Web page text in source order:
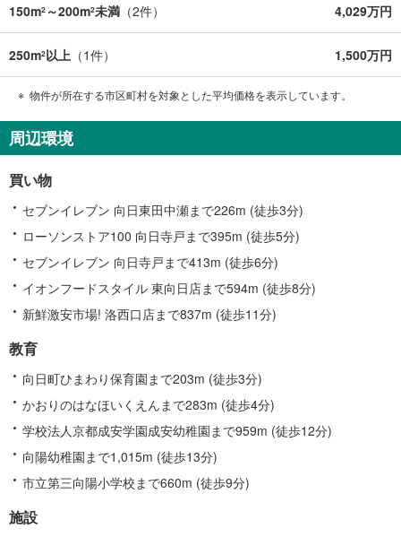
150m2 ～200m2未満 （2件） 4,029万円
250m2以上 （1件） 1,500万円
物件が所在する市区町村を対象とした平均価格を表示しています。
周辺環境
買い物
セブンイレブン 向日東田中瀬まで226m (徒歩3分)
ローソンストア100 向日寺戸まで395m (徒歩5分)
セブンイレブン 向日寺戸まで413m (徒歩6分)
イオンフードスタイル 東向日店まで594m (徒歩8分)
新鮮激安市場! 洛西口店まで837m (徒歩11分)
教育
向日町ひまわり保育園まで203m (徒歩3分)
かおりのはなほいくえんまで283m (徒歩4分)
学校法人京都成安学園成安幼稚園まで959m (徒歩12分)
向陽幼稚園まで1,015m (徒歩13分)
市立第三向陽小学校まで660m (徒歩9分)
施設